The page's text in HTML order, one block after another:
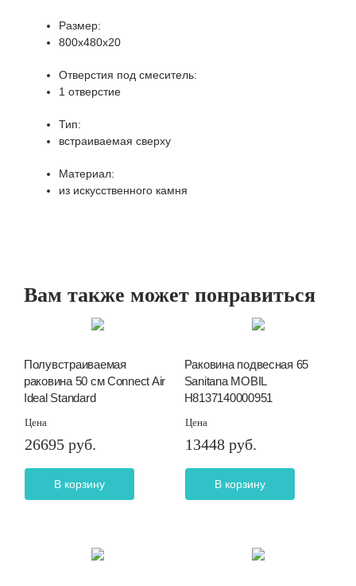
Размер:
800х480х20
Отверстия под смеситель:
1 отверстие
Тип:
встраиваемая сверху
Материал:
из искусственного камня
Вам также может понравиться
Полувстраиваемая
раковина 50 см Connect Air
Ideal Standard
Цена
26695 руб.
В корзину
Раковина подвесная 65
Sanitana MOBIL
H8137140000951
Цена
13448 руб.
В корзину